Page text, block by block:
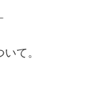
て。